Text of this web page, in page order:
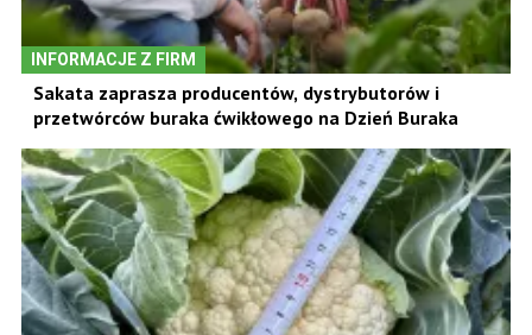
INFORMACJE Z FIRM
Sakata zaprasza producentów, dystrybutorów i
przetwórców buraka ćwikłowego na Dzień Buraka